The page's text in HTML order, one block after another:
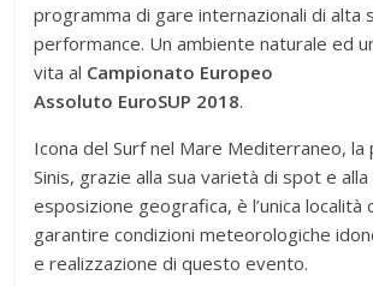
programma di gare internazionali di alta
performance. Un ambiente naturale ed
vita al Campionato Europeo
Assoluto EuroSUP 2018.
Icona del Surf nel Mare Mediterraneo, la
Sinis, grazie alla sua varietà di spot e alla
esposizione geografica, è l’unica località
garantire condizioni meteorologiche
e realizzazione di questo evento.